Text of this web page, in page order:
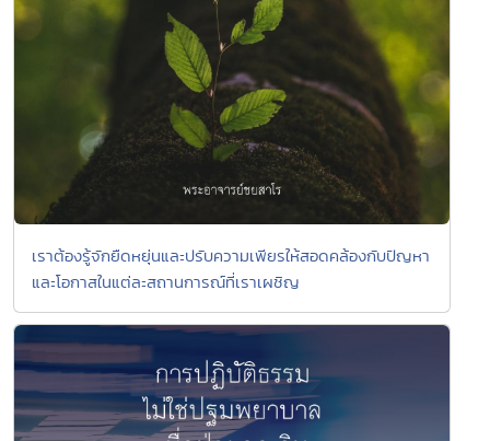
เราต้องรู้จักยืดหยุ่นและปรับความเพียรให้สอดคล้องกับปัญหา
และโอกาสในแต่ละสถานการณ์ที่เราเผชิญ